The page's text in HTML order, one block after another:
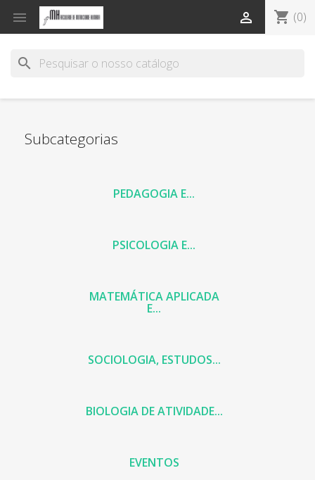
 shopping_cart (0)

search
Subcategorias
PEDAGOGIA E...
PSICOLOGIA E...
MATEMÁTICA APLICADA
E...
SOCIOLOGIA, ESTUDOS...
BIOLOGIA DE ATIVIDADE...
EVENTOS